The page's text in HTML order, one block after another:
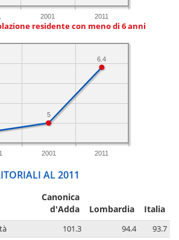
2001 2011
residente con meno di 6 anni
2001 2011
6.4
5
AL 2011
Canonica
d'Adda
Lombardia Italia
101.3 94.4
93.7